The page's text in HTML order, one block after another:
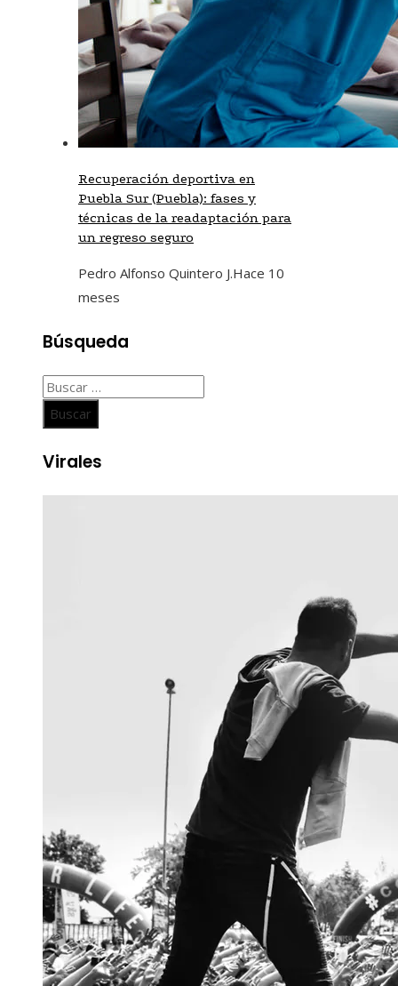
Recuperación deportiva en
Puebla Sur (Puebla): fases y
técnicas de la readaptación para
un regreso seguro
Pedro Alfonso Quintero J.Hace 10
meses
Búsqueda
Buscar:
Virales